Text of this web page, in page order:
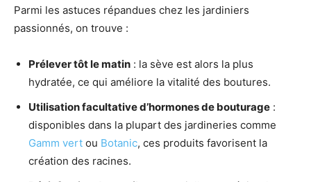
Parmi les astuces répandues chez les jardiniers
passionnés, on trouve :
Prélever tôt le matin : la sève est alors la plus
hydratée, ce qui améliore la vitalité des boutures.
Utilisation facultative d’hormones de bouturage :
disponibles dans la plupart des jardineries comme
Gamm vert ou Botanic, ces produits favorisent la
création des racines.